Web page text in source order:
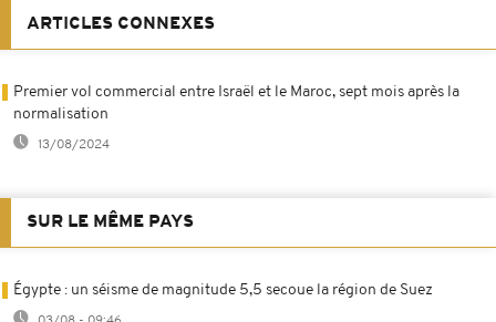
ARTICLES CONNEXES
Premier vol commercial entre Israël et le Maroc, sept mois après la
normalisation
13/08/2024
SUR LE MÊME PAYS
Égypte : un séisme de magnitude 5,5 secoue la région de Suez